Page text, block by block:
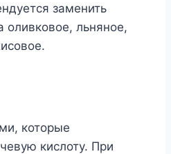
заменить
оливковое, льняное,
которые
кислоту. При